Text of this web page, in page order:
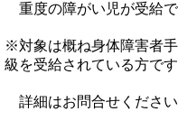
重度の障がい児が受給で
※対象は概ね身体障害者
級を受給されている方です
詳細はお問合せください